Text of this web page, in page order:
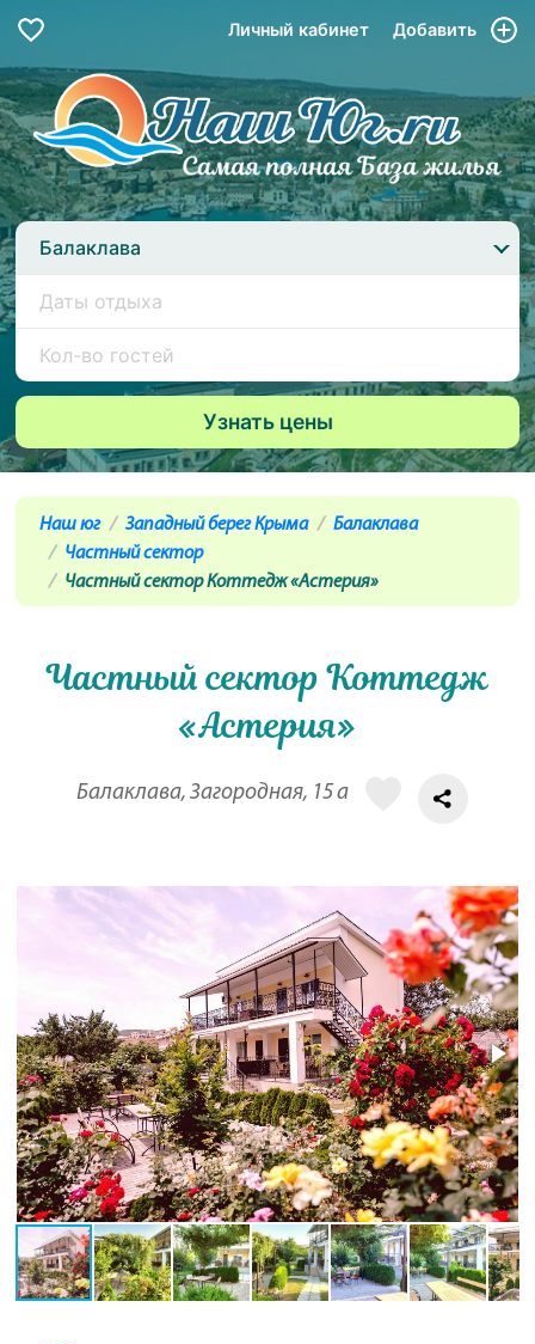
Личный кабинет Добавить
Балаклава
Наш юг Западный берег Крыма
Балаклава
Частный сектор
Частный сектор Коттедж «Астерия»
Частный сектор Коттедж
«Астерия»
Балаклава, Загородная, 15 а